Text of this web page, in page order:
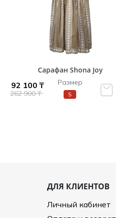
Сарафан Shona Joy
92 100 ₸
262 900 ₸
Размер
S
ДЛЯ КЛИЕНТОВ
Личный кабинет